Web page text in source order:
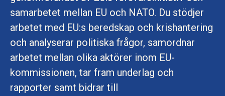
samarbetet mellan EU och NATO. Du stödjer
arbetet med EU:s beredskap och krishantering
och analyserar politiska frågor, samordnar
arbetet mellan olika aktörer inom EU-
kommissionen, tar fram underlag och
rapporter samt bidrar till